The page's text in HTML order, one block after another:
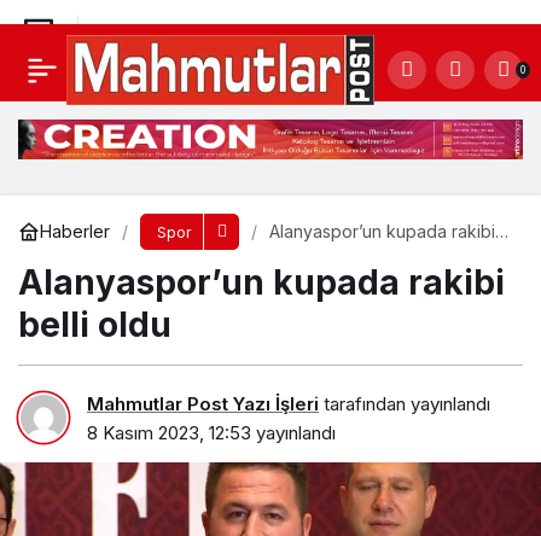
0
Haberler Spor
Alanyaspor’un kupada rakibi
Alanyaspor’un kupada rakibi
belli oldu
Mahmutlar Post Yazı İşleri tarafından yayınlandı
8 Kasım 2023, 12:53 yayınlandı
ALANYASPOR 75.YILINI KUTLUYOR
Yorum Yap Paylaş